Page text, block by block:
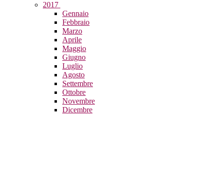
2017
Gennaio
Febbraio
Marzo
Aprile
Maggio
Giugno
Luglio
Agosto
Settembre
Ottobre
Novembre
Dicembre